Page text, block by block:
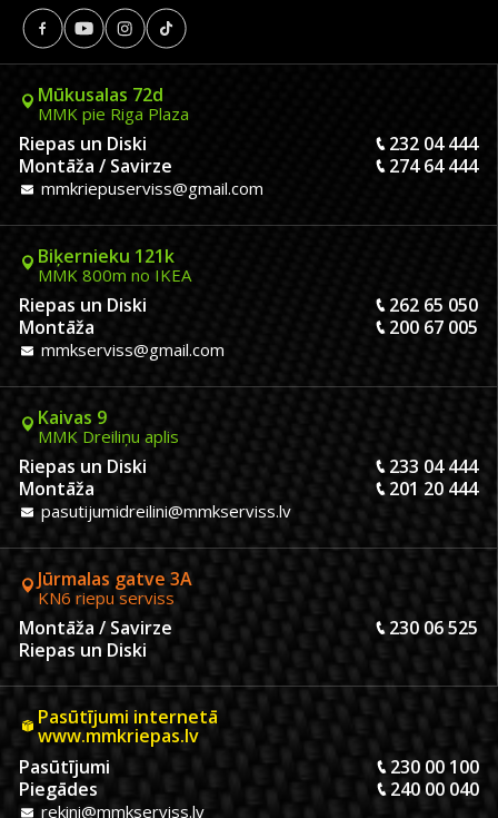
Mūkusalas 72d
MMK pie Riga Plaza
Riepas un Diski
232 04 444
Montāža / Savirze
274 64 444
mmkriepuserviss@gmail.com
Biķernieku 121k
MMK 800m no IKEA
Riepas un Diski
262 65 050
Montāža
200 67 005
mmkserviss@gmail.com
Kaivas 9
MMK Dreiliņu aplis
Riepas un Diski
233 04 444
Montāža
201 20 444
pasutijumidreilini@mmkserviss.lv
Jūrmalas gatve 3A
KN6 riepu serviss
Montāža / Savirze
230 06 525
Riepas un Diski
Pasūtījumi internetā
www.mmkriepas.lv
Pasūtījumi
230 00 100
Piegādes
240 00 040
rekini@mmkserviss.lv